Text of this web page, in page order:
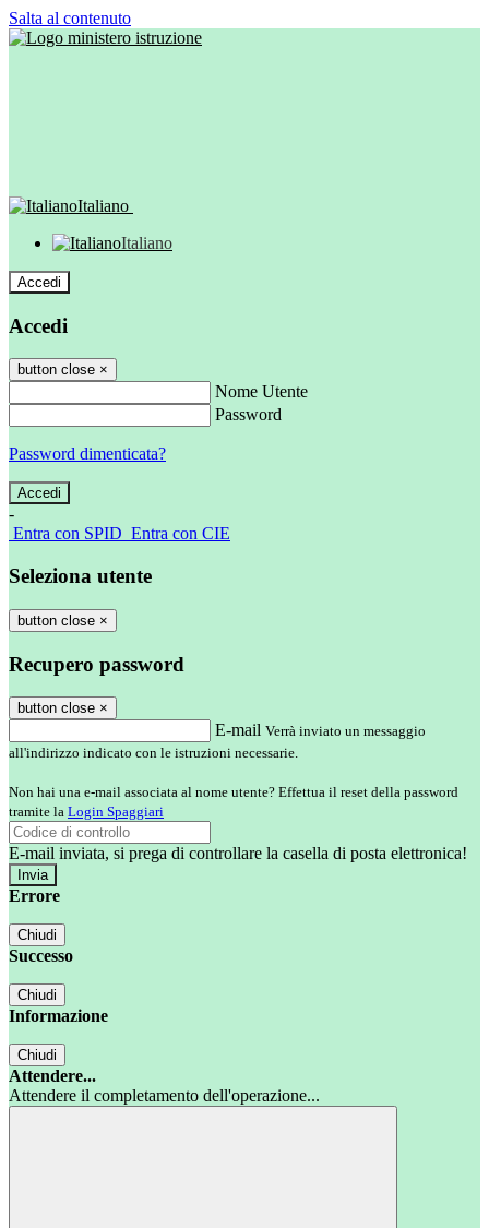
Salta al contenuto
Italiano
Italiano
Accedi
Accedi
button close ×
Nome Utente
Password
Password dimenticata?
-
Entra con SPID Entra con CIE
Seleziona utente
button close ×
Recupero password
button close ×
E-mail Verrà inviato un messaggio
all'indirizzo indicato con le istruzioni necessarie.
Non hai una e-mail associata al nome utente? Effettua il reset della password
tramite la Login Spaggiari
E-mail inviata, si prega di controllare la casella di posta elettronica!
Errore
Chiudi
Successo
Chiudi
Informazione
Chiudi
Attendere...
Attendere il completamento dell'operazione...